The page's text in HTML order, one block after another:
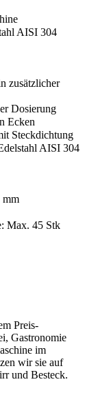
AISI 304
zusätzlicher
Dosierung
Ecken
Steckdichtung
AISI 304
mm
Max. 45 Stk
Preis-
Gastronomie
im
wir sie auf
und Besteck.